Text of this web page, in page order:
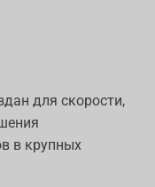
для скорости,
в крупных